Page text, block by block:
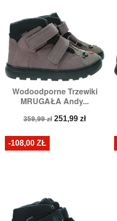
Wodoodporne Trzewiki
MRUGAŁA Andy...
Cena
359,99 zł Cena
251,99 zł
-108,00 ZŁ